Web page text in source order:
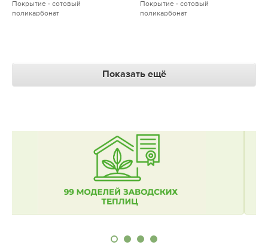
Покрытие - сотовый
поликарбонат
Покрытие - сотовый
поликарбонат
Показать ещё